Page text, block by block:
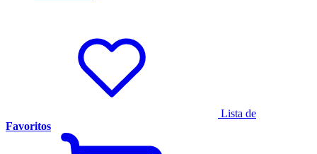
Lista de
Favoritos